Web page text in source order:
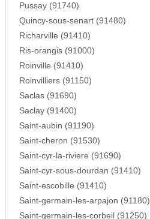
Pussay (91740)
Quincy-sous-senart (91480)
Richarville (91410)
Ris-orangis (91000)
Roinville (91410)
Roinvilliers (91150)
Saclas (91690)
Saclay (91400)
Saint-aubin (91190)
Saint-cheron (91530)
Saint-cyr-la-riviere (91690)
Saint-cyr-sous-dourdan (91410)
Saint-escobille (91410)
Saint-germain-les-arpajon (91180)
Saint-germain-les-corbeil (91250)